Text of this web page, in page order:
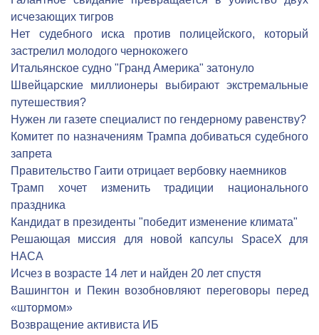
исчезающих тигров
Нет судебного иска против полицейского, который
застрелил молодого чернокожего
Итальянское судно "Гранд Америка" затонуло
Швейцарские миллионеры выбирают экстремальные
путешествия?
Нужен ли газете специалист по гендерному равенству?
Комитет по назначениям Трампа добиваться судебного
запрета
Правительство Гаити отрицает вербовку наемников
Трамп хочет изменить традиции национального
праздника
Кандидат в президенты "победит изменение климата"
Решающая миссия для новой капсулы SpaceX для
НАСА
Исчез в возрасте 14 лет и найден 20 лет спустя
Вашингтон и Пекин возобновляют переговоры перед
«штормом»
Возвращение активиста ИБ